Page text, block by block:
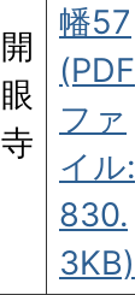
開
眼
寺
幡57
(PDF
ファ
イル:
830.
3KB)